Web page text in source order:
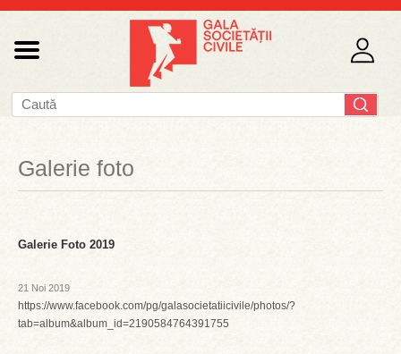
Galerie foto
Galerie Foto 2019
21 Noi 2019
https://www.facebook.com/pg/galasocietatiicivile/photos/?
tab=album&album_id=2190584764391755